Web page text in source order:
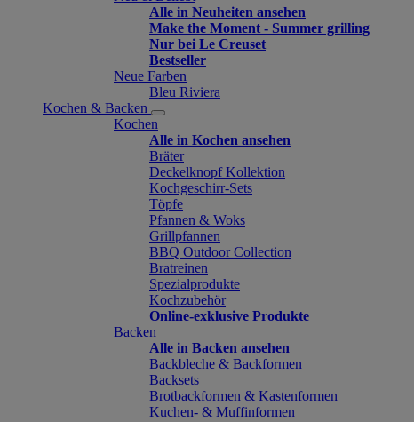
Alle in Neuheiten ansehen
Make the Moment - Summer grilling
Nur bei Le Creuset
Bestseller
Neue Farben
Bleu Riviera
Kochen & Backen
Kochen
Alle in Kochen ansehen
Bräter
Deckelknopf Kollektion
Kochgeschirr-Sets
Töpfe
Pfannen & Woks
Grillpfannen
BBQ Outdoor Collection
Bratreinen
Spezialprodukte
Kochzubehör
Online-exklusive Produkte
Backen
Alle in Backen ansehen
Backbleche & Backformen
Backsets
Brotbackformen & Kastenformen
Kuchen- & Muffinformen